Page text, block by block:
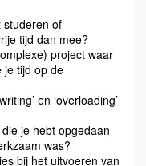
studeren of
tijd dan mee?
project waar
je tijd op de
en ‘overloading’
je hebt opgedaan
was?
bij het uitvoeren van